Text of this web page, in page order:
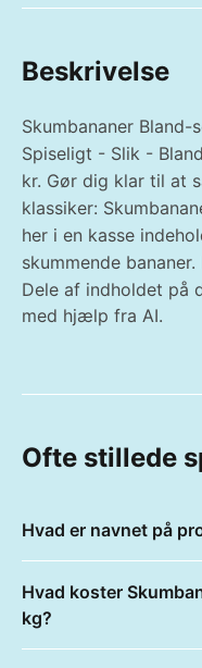
Beskrivelse
Skumbananer Bland-
Spiseligt - Slik -
kr. Gør dig klar til at
klassiker:
her i en kasse
skummende
Dele af indholdet på
med hjælp fra AI.
Ofte stillede
Hvad er navnet på
Hvad koster
kg?